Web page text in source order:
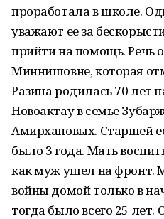
проработала в школе.
уважают ее за
прийти на помощь. Речь
Миннишовне, которая
Разина родилась 70 лет
Новоактау в семье
Амирхановых. Старшей
было 3 года. Мать
как муж ушел на фронт.
войны домой только в
тогда было всего 25 лет.